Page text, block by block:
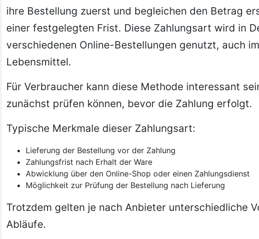
ihre Bestellung zuerst und begleichen den Betrag
einer festgelegten Frist. Diese Zahlungsart wird in
verschiedenen Online-Bestellungen genutzt, auch
Lebensmittel.
Für Verbraucher kann diese Methode interessant
zunächst prüfen können, bevor die Zahlung erfolgt.
Typische Merkmale dieser Zahlungsart:
Lieferung der Bestellung vor der Zahlung
Zahlungsfrist nach Erhalt der Ware
Abwicklung über den Online-Shop oder einen Zahlungsdienst
Möglichkeit zur Prüfung der Bestellung nach Lieferung
Trotzdem gelten je nach Anbieter unterschiedliche
Abläufe.